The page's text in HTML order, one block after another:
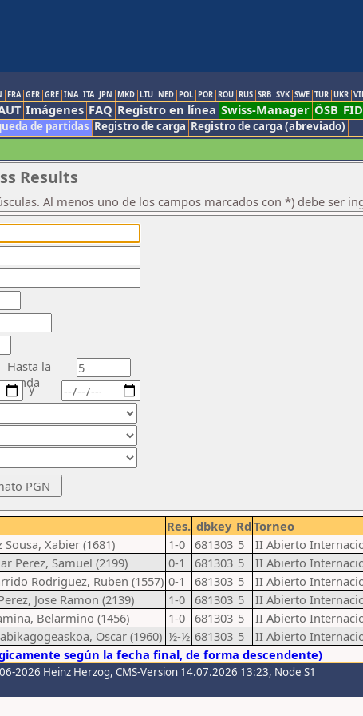
FRA GER GRE INA ITA JPN MKD LTU NED POL POR ROU RUS SRB SVK SWE TUR UKR
Imágenes FAQ Registro en línea Swiss-Manager ÖSB
de partidas Registro de carga Registro de carga (abreviado)
Results
Al menos uno de los campos marcados con *) debe ser
Hasta la
ronda
y
Res. dbkey Rd Torneo
Xabier (1681) 1-0 681303 5 II Abierto
Perez, Samuel (2199) 0-1 681303 5 II Abierto
Rodriguez, Ruben (1557) 0-1 681303 5 II Abierto
Jose Ramon (2139) 1-0 681303 5 II Abierto
Belarmino (1456) 1-0 681303 5 II Abierto
Oscar (1960) ½-½ 681303 5 II Abierto
según la fecha final, de forma descendente)
2026 Heinz Herzog, CMS-Version 14.07.2026 13:23, Node S1